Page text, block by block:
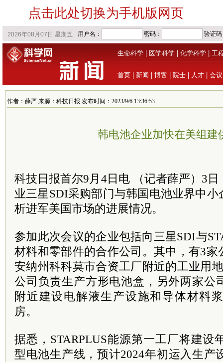
点击此处切换为手机版网页
生命科学 医学科学 化学科学 工
首页 新闻 博客 院士 人才 会议
作者：薛严 来源：科技日报 发布时间：2023/9/6 13:36:53
韩电池企业加快在美组建
科技日报首尔9月4日电 （记者薛严）3
业三星SDI采购部门与韩国电池业界中
析进军美国市场的进展情况。
参加此次会议的企业包括向三星SDI与
材料和零部件的合作公司。其中，有3
安纳州科科莫市合资工厂附近的工业用
公司负责生产方形电池盒，另外两家公
附近建设电解液生产设施和导体材料
房。
据悉，STARPLUS能源第一工厂将建设
型电池生产线，预计2024年初运入生产